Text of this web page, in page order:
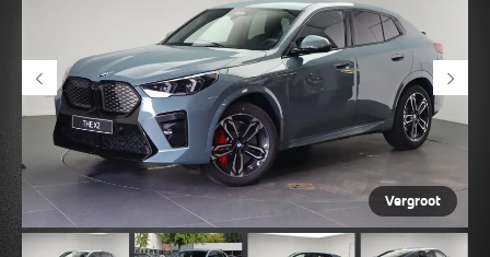
Vergroot